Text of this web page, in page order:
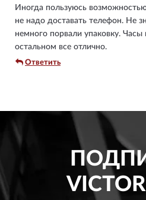
Иногда пользуюсь
не надо доставать телефон. Не
немного порвали упаковку. Часы
остальном все отлично.
Ответить